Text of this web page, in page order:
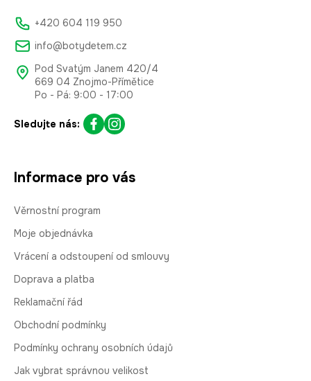
+420 604 119 950
info@botydetem.cz
Pod Svatým Janem 420/4
669 04 Znojmo-Přímětice
Po - Pá: 9:00 - 17:00
Sledujte nás:
Informace pro vás
Věrnostní program
Moje objednávka
Vrácení a odstoupení od smlouvy
Doprava a platba
Reklamační řád
Obchodní podmínky
Podmínky ochrany osobních údajů
Jak vybrat správnou velikost